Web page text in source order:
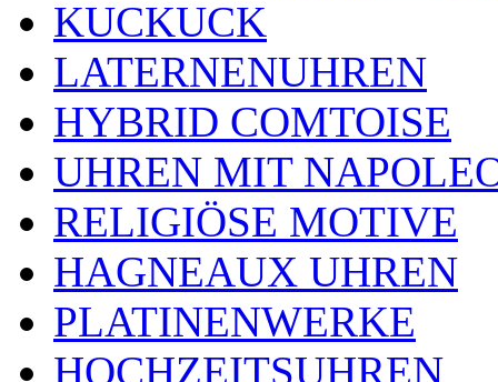
KUCKUCK
LATERNENUHREN
HYBRID COMTOISE
UHREN MIT
RELIGIÖSE MOTIVE
HAGNEAUX UHREN
PLATINENWERKE
HOCHZEITSUHREN